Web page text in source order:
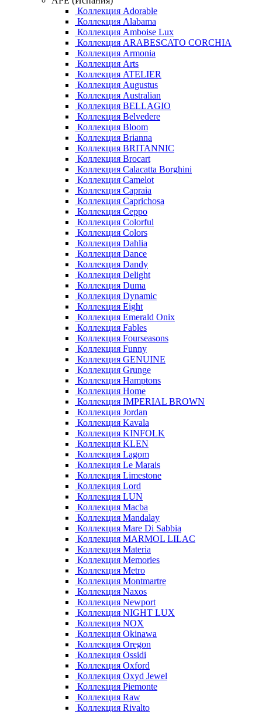
Коллекция Adorable
Коллекция Alabama
Коллекция Amboise Lux
Коллекция ARABESCATO CORCHIA
Коллекция Armonia
Коллекция Arts
Коллекция ATELIER
Коллекция Augustus
Коллекция Australian
Коллекция BELLAGIO
Коллекция Belvedere
Коллекция Bloom
Коллекция Brianna
Коллекция BRITANNIC
Коллекция Brocart
Коллекция Calacatta Borghini
Коллекция Camelot
Коллекция Capraia
Коллекция Caprichosa
Коллекция Ceppo
Коллекция Colorful
Коллекция Colors
Коллекция Dahlia
Коллекция Dance
Коллекция Dandy
Коллекция Delight
Коллекция Duma
Коллекция Dynamic
Коллекция Eight
Коллекция Emerald Onix
Коллекция Fables
Коллекция Fourseasons
Коллекция Funny
Коллекция GENUINE
Коллекция Grunge
Коллекция Hamptons
Коллекция Home
Коллекция IMPERIAL BROWN
Коллекция Jordan
Коллекция Kavala
Коллекция KINFOLK
Коллекция KLEN
Коллекция Lagom
Коллекция Le Marais
Коллекция Limestone
Коллекция Lord
Коллекция LUN
Коллекция Macba
Коллекция Mandalay
Коллекция Mare Di Sabbia
Коллекция MARMOL LILAC
Коллекция Materia
Коллекция Memories
Коллекция Metro
Коллекция Montmartre
Коллекция Naxos
Коллекция Newport
Коллекция NIGHT LUX
Коллекция NOX
Коллекция Okinawa
Коллекция Oregon
Коллекция Ossidi
Коллекция Oxford
Коллекция Oxyd Jewel
Коллекция Piemonte
Коллекция Raw
Коллекция Rivalto